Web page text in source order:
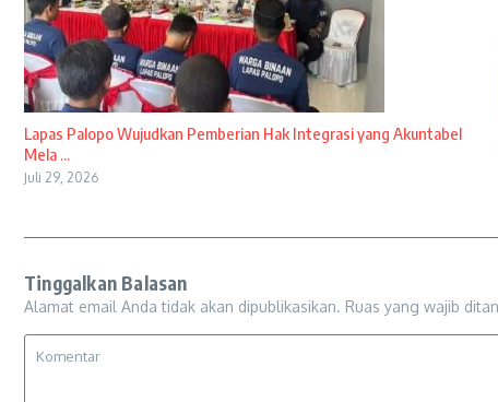
Lapas Palopo Wujudkan Pemberian Hak Integrasi yang Akuntabel
Mela ...
Juli 29, 2026
Tinggalkan Balasan
Alamat email Anda tidak akan dipublikasikan. Ruas yang wajib